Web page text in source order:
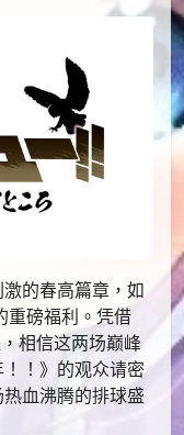
的春高篇章，如
重磅福利。凭借
相信这两场巅峰
！》的观众请密
血沸腾的排球盛